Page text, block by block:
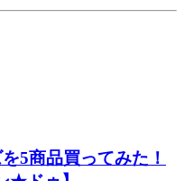
5商品買ってみた！